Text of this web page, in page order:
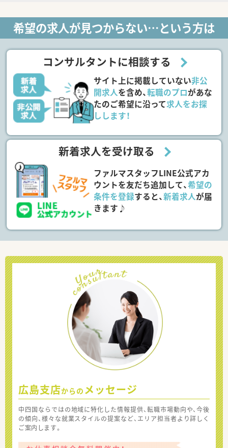
希望の求人が見つからない…という方は
コンサルタントに相談する
サイト上に掲載していない非公
開求人を含め、転職のプロがあな
たのご希望に沿って求人をお探
しします！
新着求人を受け取る
ファルマスタッフLINE公式アカ
ウントを友だち追加して、希望の
条件を登録すると、新着求人が届
きます♪
広島支店からの メッセージ
中四国ならではの地域に特化した情報提供、転職市場動向や、今後
の傾向、様々な就業スタイルの提案など、エリア担当者より詳しく
ご案内します。